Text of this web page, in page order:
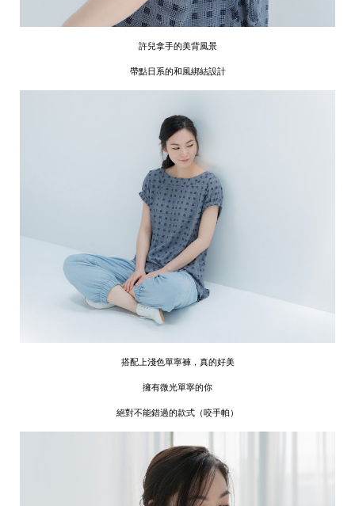
許兒拿手的美背風景
帶點日系的和風綁結設計
搭配上淺色單寧褲，真的好美
擁有微光單寧的你
絕對不能錯過的款式（咬手帕）